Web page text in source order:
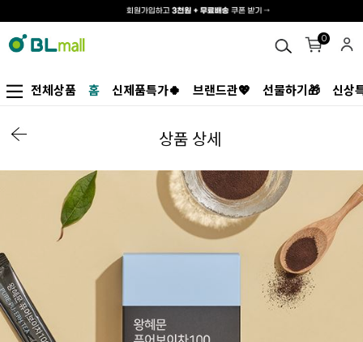
0
전체상품 홈 신제품특가🍀 브랜드관💖 선물하기🎁 신상
상품 상세